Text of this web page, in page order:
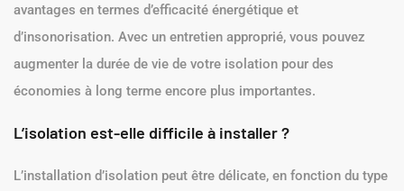
avantages en termes d’efficacité énergétique et
d’insonorisation. Avec un entretien approprié, vous pouvez
augmenter la durée de vie de votre isolation pour des
économies à long terme encore plus importantes.
L’isolation est-elle difficile à installer ?
L’installation d’isolation peut être délicate, en fonction du type